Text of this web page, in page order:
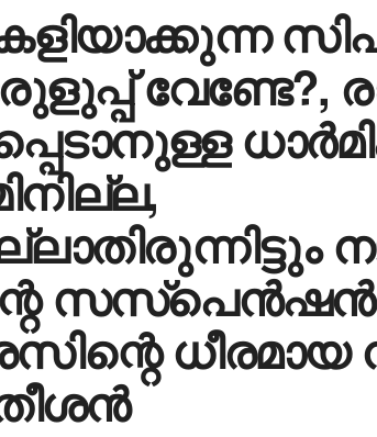
വേണ്ടേ?,
സസ്‌പെൻഷൻ
ധീരമായ